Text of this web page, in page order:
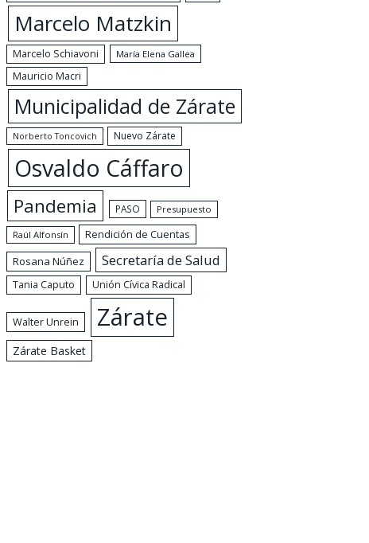
Marcelo Matzkin
Marcelo Schiavoni María Elena Gallea
Mauricio Macri
Municipalidad de Zárate
Norberto Toncovich Nuevo Zárate
Osvaldo Cáffaro
Pandemia PASO Presupuesto
Raúl Alfonsín
Rendición de Cuentas
Rosana Núñez
Secretaría de Salud
Tania Caputo Unión Cívica Radical
Walter Unrein Zárate
Zárate Basket